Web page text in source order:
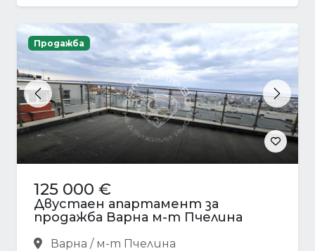
Previous Next
Продажба
125 000 €
Двустаен апартамент за
продажба Варна м-т Пчелина
Варна / м-т Пчелина